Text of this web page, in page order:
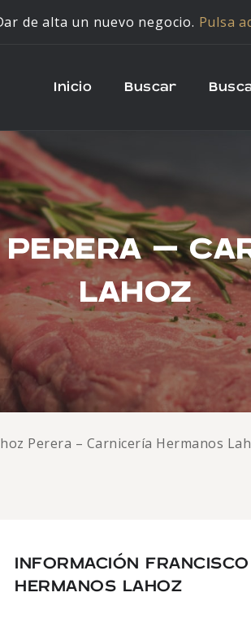
de alta un nuevo negocio. Pulsa
Inicio Buscar
–
LAHOZ
Perera – Carnicería Hermanos
INFORMACIÓN
HERMANOS LAHOZ